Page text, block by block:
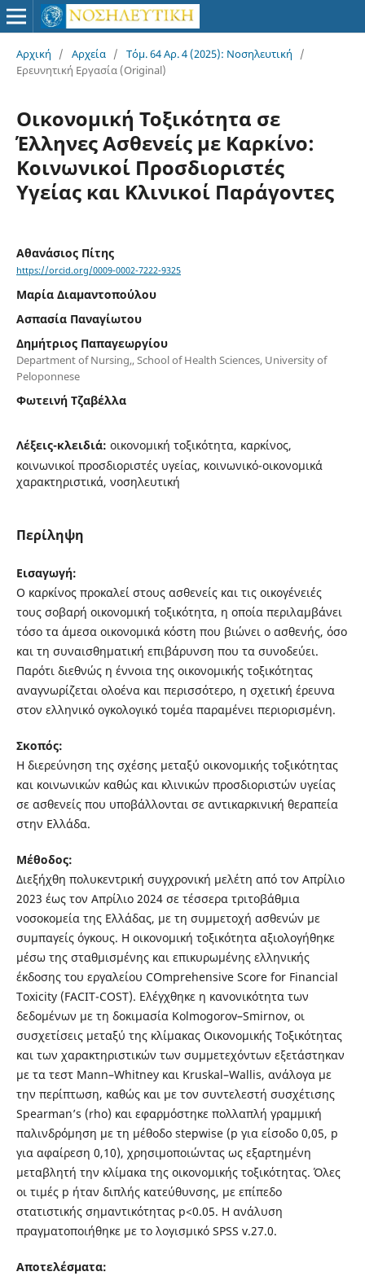
Αρχική / Αρχεία / Τόμ. 64 Αρ. 4 (2025): Νοσηλευτική
/
Ερευνητική Εργασία (Original)
Οικονομική Τοξικότητα σε
Έλληνες Ασθενείς με Καρκίνο:
Κοινωνικοί Προσδιοριστές
Υγείας και Κλινικοί Παράγοντες
Αθανάσιος Πίτης
https://orcid.org/0009-0002-7222-9325
Μαρία Διαμαντοπούλου
Ασπασία Παναγίωτου
Δημήτριος Παπαγεωργίου
Department of Nursing,, School of Health Sciences, University of
Peloponnese
Φωτεινή Τζαβέλλα
Λέξεις-κλειδιά: οικονομική τοξικότητα, καρκίνος,
κοινωνικοί προσδιοριστές υγείας, κοινωνικό-οικονομικά
χαρακτηριστικά, νοσηλευτική
Περίληψη
Εισαγωγή:
Ο καρκίνος προκαλεί στους ασθενείς και τις οικογένειές
τους σοβαρή οικονομική τοξικότητα, η οποία περιλαμβάνει
τόσο τα άμεσα οικονομικά κόστη που βιώνει ο ασθενής, όσο
και τη συναισθηματική επιβάρυνση που τα συνοδεύει.
Παρότι διεθνώς η έννοια της οικονομικής τοξικότητας
αναγνωρίζεται ολοένα και περισσότερο, η σχετική έρευνα
στον ελληνικό ογκολογικό τομέα παραμένει περιορισμένη.
Σκοπός:
Η διερεύνηση της σχέσης μεταξύ οικονομικής τοξικότητας
και κοινωνικών καθώς και κλινικών προσδιοριστών υγείας
σε ασθενείς που υποβάλλονται σε αντικαρκινική θεραπεία
στην Ελλάδα.
Μέθοδος:
Διεξήχθη πολυκεντρική συγχρονική μελέτη από τον Απρίλιο
2023 έως τον Απρίλιο 2024 σε τέσσερα τριτοβάθμια
νοσοκομεία της Ελλάδας, με τη συμμετοχή ασθενών με
συμπαγείς όγκους. Η οικονομική τοξικότητα αξιολογήθηκε
μέσω της σταθμισμένης και επικυρωμένης ελληνικής
έκδοσης του εργαλείου COmprehensive Score for Financial
Toxicity (FACIT-COST). Ελέγχθηκε η κανονικότητα των
δεδομένων με τη δοκιμασία Kolmogorov–Smirnov, oι
συσχετίσεις μεταξύ της κλίμακας Οικονομικής Τοξικότητας
και των χαρακτηριστικών των συμμετεχόντων εξετάστηκαν
με τα τεστ Mann–Whitney και Kruskal–Wallis, ανάλογα με
την περίπτωση, καθώς και με τον συντελεστή συσχέτισης
Spearman’s (rho) και εφαρμόστηκε πολλαπλή γραμμική
παλινδρόμηση με τη μέθοδο stepwise (p για είσοδο 0,05, p
για αφαίρεση 0,10), χρησιμοποιώντας ως εξαρτημένη
μεταβλητή την κλίμακα της οικονομικής τοξικότητας. Όλες
οι τιμές p ήταν διπλής κατεύθυνσης, με επίπεδο
στατιστικής σημαντικότητας p<0.05. Η ανάλυση
πραγματοποιήθηκε με το λογισμικό SPSS v.27.0.
Αποτελέσματα: